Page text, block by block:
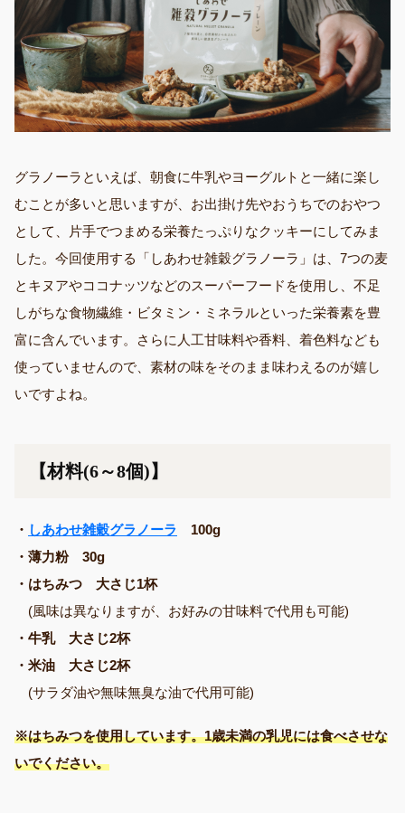
グラノーラといえば、朝食に牛乳やヨーグルトと一緒に楽し
むことが多いと思いますが、お出掛け先やおうちでのおやつ
として、片手でつまめる栄養たっぷりなクッキーにしてみま
した。今回使用する「しあわせ雑穀グラノーラ」は、7つの麦
とキヌアやココナッツなどのスーパーフードを使用し、不足
しがちな食物繊維・ビタミン・ミネラルといった栄養素を豊
富に含んでいます。さらに人工甘味料や香料、着色料なども
使っていませんので、素材の味をそのまま味わえるのが嬉し
いですよね。
【材料(6～8個)】
・ しあわせ雑穀グラノーラ 100g
・薄力粉 30g
・はちみつ 大さじ1杯
(風味は異なりますが、お好みの甘味料で代用も可能)
・牛乳 大さじ2杯
・米油 大さじ2杯
(サラダ油や無味無臭な油で代用可能)
※はちみつを使用しています。1歳未満の乳児には食べさせな
いでください。